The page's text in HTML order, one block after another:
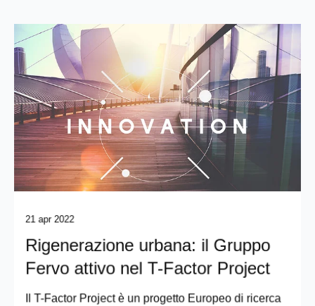
21 apr 2022
Rigenerazione urbana: il Gruppo
Fervo attivo nel T-Factor Project
Il T-Factor Project è un progetto Europeo di ricerca